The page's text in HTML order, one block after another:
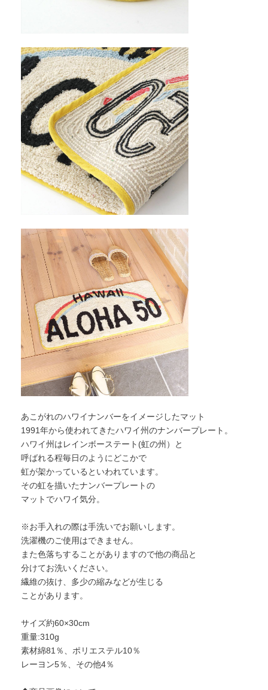
あこがれのハワイナンバーをイメージしたマット
1991年から使われてきたハワイ州のナンバープレート。
ハワイ州はレインボーステート(虹の州）と
呼ばれる程毎日のようにどこかで
虹が架かっているといわれています。
その虹を描いたナンバープレートの
マットでハワイ気分。
※お手入れの際は手洗いでお願いします。
洗濯機のご使用はできません。
また色落ちすることがありますので他の商品と
分けてお洗いください。
繊維の抜け、多少の縮みなどが生じる
ことがあります。
サイズ約60×30cm
重量:310g
素材綿81％、ポリエステル10％
レーヨン5％、その他4％